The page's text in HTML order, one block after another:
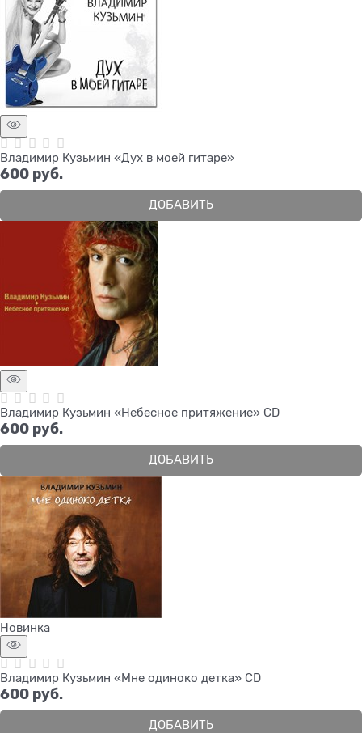
Владимир Кузьмин «Дух в моей гитаре»
600 руб.
ДОБАВИТЬ
Владимир Кузьмин «Небесное притяжение» CD
600 руб.
ДОБАВИТЬ
Новинка
Владимир Кузьмин «Мне одиноко детка» CD
600 руб.
ДОБАВИТЬ